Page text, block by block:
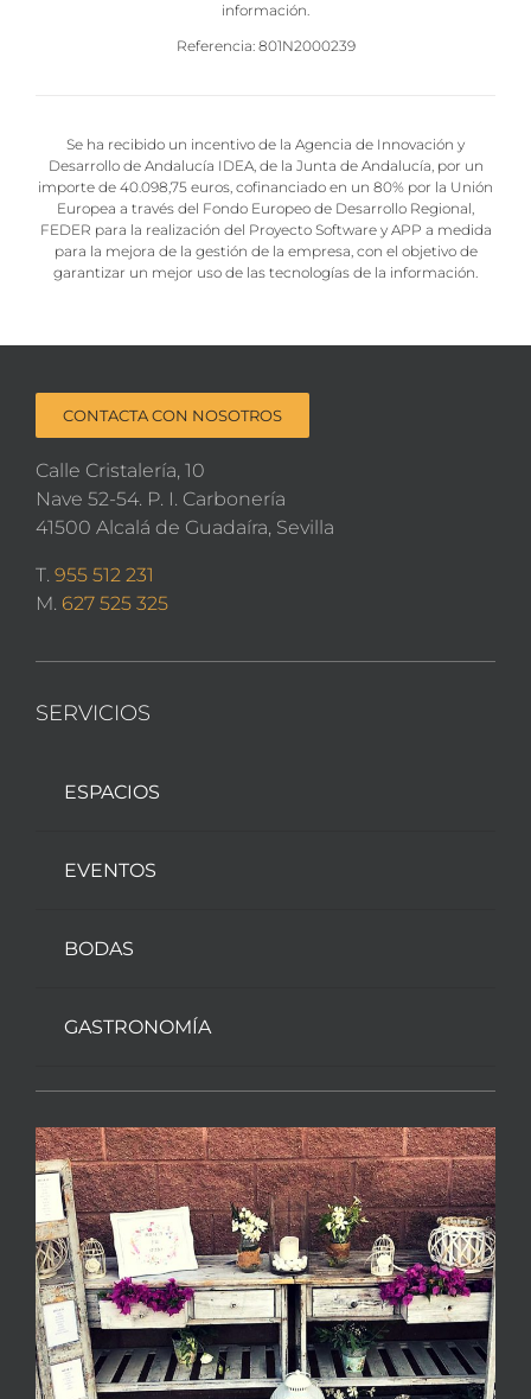
información.
Referencia: 801N2000239
Se ha recibido un incentivo de la Agencia de Innovación y
Desarrollo de Andalucía IDEA, de la Junta de Andalucía, por un
importe de 40.098,75 euros, cofinanciado en un 80% por la Unión
Europea a través del Fondo Europeo de Desarrollo Regional,
FEDER para la realización del Proyecto Software y APP a medida
para la mejora de la gestión de la empresa, con el objetivo de
garantizar un mejor uso de las tecnologías de la información.
CONTACTA CON NOSOTROS
Calle Cristalería, 10
Nave 52-54. P. I. Carbonería
41500 Alcalá de Guadaíra, Sevilla
T. 955 512 231
M. 627 525 325
SERVICIOS
ESPACIOS
EVENTOS
BODAS
GASTRONOMÍA